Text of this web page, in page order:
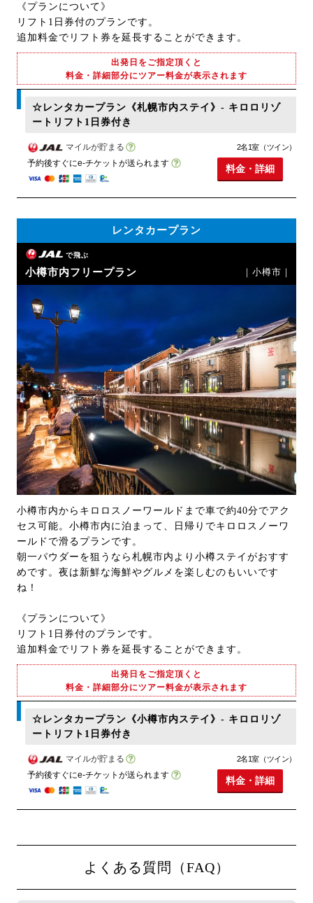
《プランについて》
リフト1日券付のプランです。
追加料金でリフト券を延長することができます。
出発日をご指定頂くと
料金・詳細部分にツアー料金が表示されます
☆レンタカープラン《札幌市内ステイ》- キロロリゾ
ートリフト1日券付き
マイルが貯まる
予約後すぐにe-チケットが送られます
2名1室（ツイン）
料金・詳細
レンタカープラン
で飛ぶ
小樽市内フリープラン ｜小樽市｜
小樽市内からキロロスノーワールドまで車で約40分でアク
セス可能。小樽市内に泊まって、日帰りでキロロスノーワ
ールドで滑るプランです。
朝一パウダーを狙うなら札幌市内より小樽ステイがおすす
めです。夜は新鮮な海鮮やグルメを楽しむのもいいです
ね！
《プランについて》
リフト1日券付のプランです。
追加料金でリフト券を延長することができます。
出発日をご指定頂くと
料金・詳細部分にツアー料金が表示されます
☆レンタカープラン《小樽市内ステイ》- キロロリゾ
ートリフト1日券付き
マイルが貯まる
予約後すぐにe-チケットが送られます
2名1室（ツイン）
料金・詳細
よくある質問（FAQ）